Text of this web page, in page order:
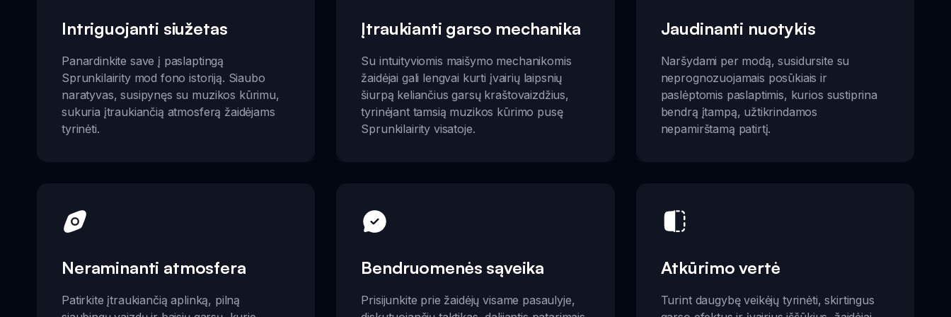
Intriguojanti siužetas
Panardinkite save į paslaptingą
Sprunkilairity mod fono istoriją. Siaubo
naratyvas, susipynęs su muzikos kūrimu,
sukuria įtraukiančią atmosferą žaidėjams
tyrinėti.
Įtraukianti garso mechanika
Su intuityviomis maišymo mechanikomis
žaidėjai gali lengvai kurti įvairių laipsnių
šiurpą keliančius garsų kraštovaizdžius,
tyrinėjant tamsią muzikos kūrimo pusę
Sprunkilairity visatoje.
Jaudinanti nuotykis
Naršydami per modą, susidursite su
neprognozuojamais posūkiais ir
paslėptomis paslaptimis, kurios sustiprina
bendrą įtampą, užtikrindamos
nepamirštamą patirtį.
Neraminanti atmosfera
Patirkite įtraukiančią aplinką, pilną
Bendruomenės sąveika
Prisijunkite prie žaidėjų visame pasaulyje,
Atkūrimo vertė
Turint daugybę veikėjų tyrinėti, skirtingus